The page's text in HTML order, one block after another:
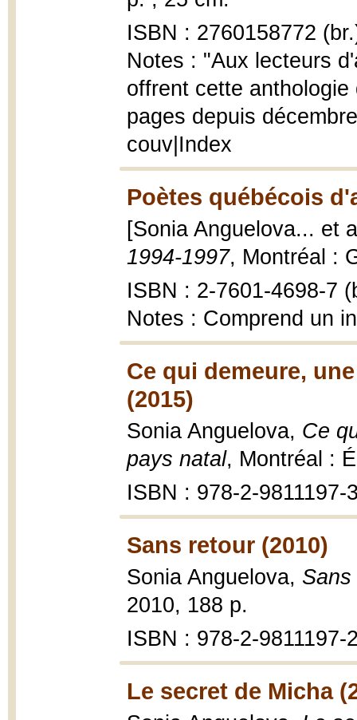
ISBN : 2760158772
Notes : "Aux lecteurs
offrent cette
pages depuis
couv|Index
Poètes québécois
[Sonia Anguelova... et
1994-1997, Montréal :
ISBN : 2-7601-4698-7
Notes : Comprend un
Ce qui demeure,
(2015)
Sonia Anguelova, Ce
pays natal, Montréal :
ISBN : 978-2-9811197-
Sans retour (2010)
Sonia Anguelova,
2010, 188 p.
ISBN : 978-2-9811197-
Le secret de Micha